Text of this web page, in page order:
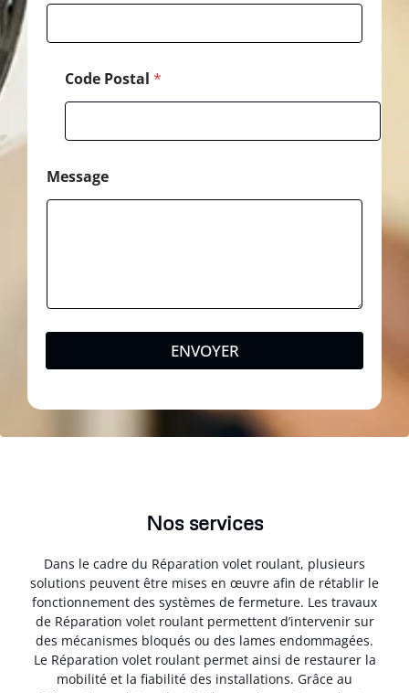
Code Postal *
Message
ENVOYER
Nos services
Dans le cadre du Réparation volet roulant, plusieurs
solutions peuvent être mises en œuvre afin de rétablir le
fonctionnement des systèmes de fermeture. Les travaux
de Réparation volet roulant permettent d’intervenir sur
des mécanismes bloqués ou des lames endommagées.
Le Réparation volet roulant permet ainsi de restaurer la
mobilité et la fiabilité des installations. Grâce au